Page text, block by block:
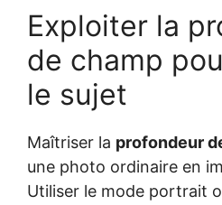
Exploiter la
de champ
le sujet
Maîtriser la profondeur
une photo ordinaire en
Utiliser le mode portrait